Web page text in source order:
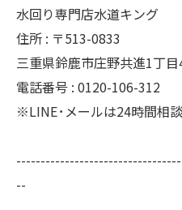
水回り専門店水道キング
住所 : 〒513-0833
三重県鈴鹿市庄野共進1丁
電話番号 : 0120-106-312
※LINE･メールは24時間相
--